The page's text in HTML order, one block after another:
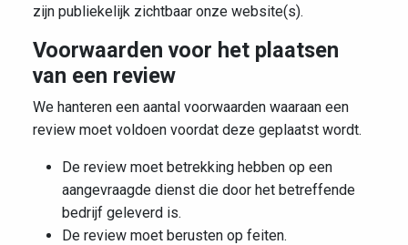
zijn publiekelijk zichtbaar onze website(s).
Voorwaarden voor het plaatsen
van een review
We hanteren een aantal voorwaarden waaraan een
review moet voldoen voordat deze geplaatst wordt.
De review moet betrekking hebben op een
aangevraagde dienst die door het betreffende
bedrijf geleverd is.
De review moet berusten op feiten.